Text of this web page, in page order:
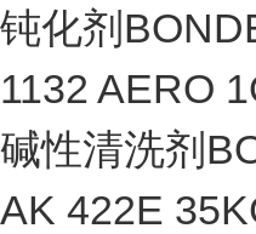
钝化剂
1132 AERO
碱性清洗剂
AK 422E